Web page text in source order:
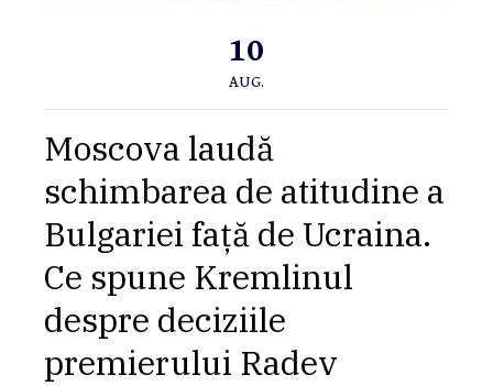
10
AUG.
Moscova laudă
schimbarea de atitudine a
Bulgariei față de Ucraina.
Ce spune Kremlinul
despre deciziile
premierului Radev